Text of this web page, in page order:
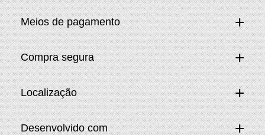
Meios de pagamento
Compra segura
Localização
Desenvolvido com